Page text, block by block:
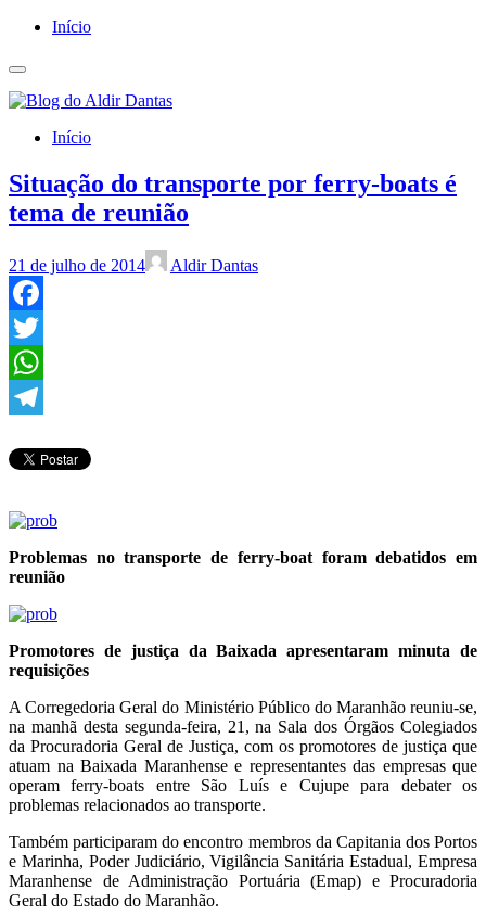
Início
Início
Situação do transporte por ferry-boats é
tema de reunião
21 de julho de 2014 Aldir Dantas
Facebook
Twitter
WhatsApp
Problemas no transporte de ferry-boat foram debatidos em
reunião
Promotores de justiça da Baixada apresentaram minuta de
requisições
A Corregedoria Geral do Ministério Público do Maranhão reuniu-se,
na manhã desta segunda-feira, 21, na Sala dos Órgãos Colegiados
da Procuradoria Geral de Justiça, com os promotores de justiça que
atuam na Baixada Maranhense e representantes das empresas que
operam ferry-boats entre São Luís e Cujupe para debater os
problemas relacionados ao transporte.
Também participaram do encontro membros da Capitania dos Portos
e Marinha, Poder Judiciário, Vigilância Sanitária Estadual, Empresa
Maranhense de Administração Portuária (Emap) e Procuradoria
Geral do Estado do Maranhão.